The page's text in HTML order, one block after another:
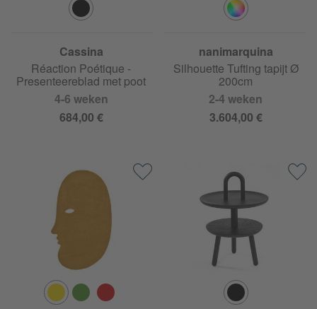
Cassina
Réaction Poétique -
Presenteereblad met poot
4-6 weken
684,00 €
nanimarquina
Silhouette Tufting tapijt Ø
200cm
2-4 weken
3.604,00 €